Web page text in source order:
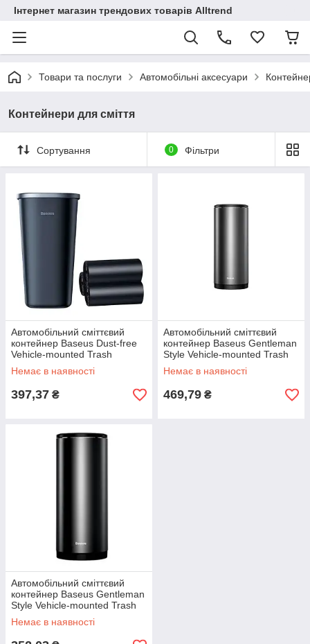
Інтернет магазин трендових товарів Alltrend
Товари та послуги Автомобільні аксесуари
Контейнери для сміття
Сортування 0 Фільтри
Автомобільний сміттєвий
контейнер Baseus Dust-free
Vehicle-mounted Trash
Can（TrashBag 3 roll/90）
Black
Немає в наявності
397,37 ₴
Автомобільний сміттєвий
контейнер Baseus Gentleman
Style Vehicle-mounted Trash
Can（Bag1 roll/30）Dark gray
Немає в наявності
469,79 ₴
Автомобільний сміттєвий
контейнер Baseus Gentleman
Style Vehicle-mounted Trash
Can（Bag1 roll/30）Black
Немає в наявності